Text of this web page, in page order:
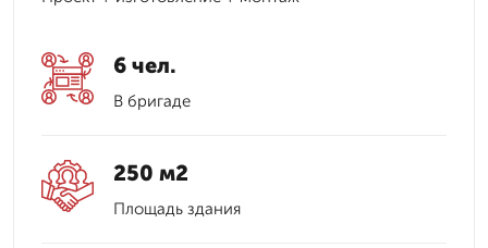
6 чел.
В бригаде
250 м2
Площадь здания